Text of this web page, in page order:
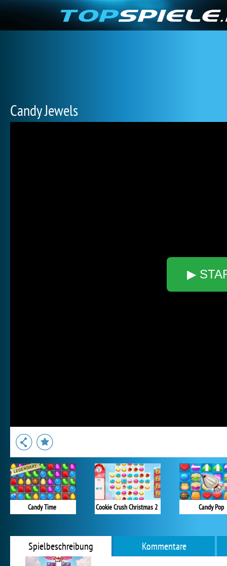
Candy Jewels
▶
Candy Time Cookie Crush Christmas 2 Candy Pop
Spielbeschreibung Kommentare